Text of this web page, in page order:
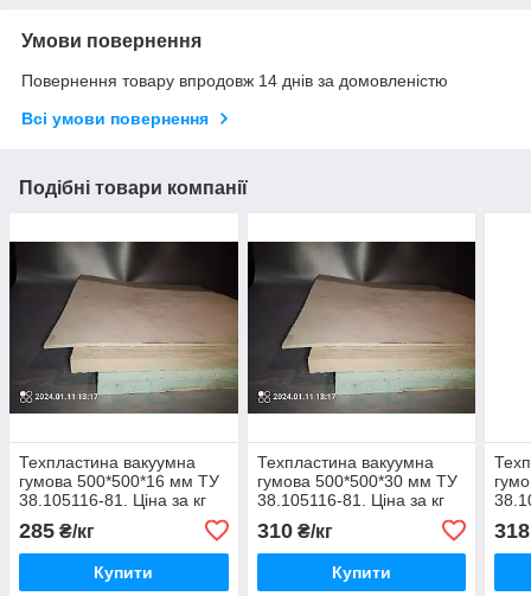
Умови повернення
Повернення товару впродовж 14 днів за домовленістю
Всі умови повернення
Подібні товари компанії
Техпластина вакуумна
гумова 500*500*16 мм ТУ
38.105116-81. Ціна за кг
285 ₴/кг
Купити
Техпластина вакуумна
гумова 500*500*30 мм ТУ
38.105116-81. Ціна за кг
310₴/кг
Купити
318